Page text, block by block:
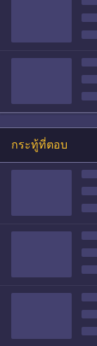
กระทู้ที่ตอบ